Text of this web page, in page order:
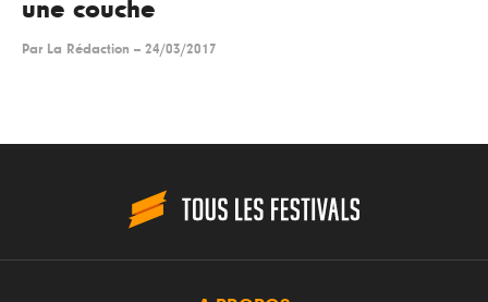
une couche
Par La Rédaction -- 24/03/2017